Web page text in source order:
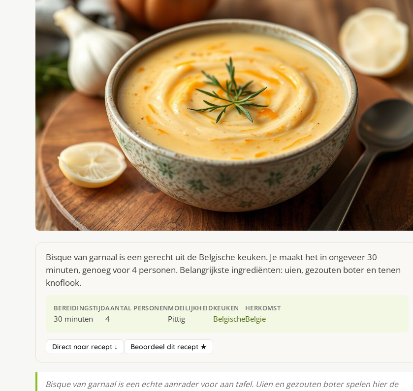
Bisque van garnaal is een gerecht uit de Belgische keuken. Je maakt het in ongeveer 30
minuten, genoeg voor 4 personen. Belangrijkste ingrediënten: uien, gezouten boter en tenen
knoflook.
BEREIDINGSTIJD
30 minuten
AANTAL PERSONEN
4
MOEILIJKHEID
Pittig
KEUKEN
Belgische
HERKOMST
Belgie
Direct naar recept ↓ Beoordeel dit recept ★
Bisque van garnaal is een echte aanrader voor aan tafel. Uien en gezouten boter spelen hier de